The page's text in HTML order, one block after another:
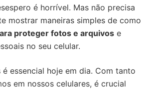
é horrível. Mas não precisa
mostrar maneiras simples de como
proteger fotos e arquivos e
no seu celular.
essencial hoje em dia. Com tanto
em nossos celulares, é crucial